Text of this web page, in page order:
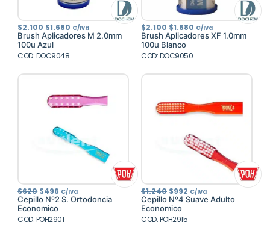
$2.100 El
precio
original
era:
$2.100.
$1.680 El
precio
actual
C/Iva
Brush Aplicadores M 2.0mm
100u Azul
COD: DOC9048
$2.100 El
precio
original
era:
$2.100.
$1.680 El
precio
actual
C/Iva
Brush Aplicadores XF 1.0mm
100u Blanco
COD: DOC9050
$620 El
precio
original
era:
$620.
$496 El
precio
actual
$496.
C/Iva
Cepillo Nº2 S. Ortodoncia
Economico
COD: POH2901
$1.240 El
precio
original
era:
$1.240.
$992 El
precio
actual
C/Iva
Cepillo Nº4 Suave Adulto
Economico
COD: POH2915